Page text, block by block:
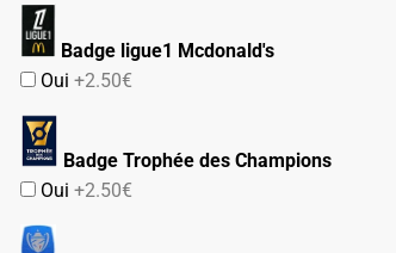
Badge ligue1 Mcdonald's
Oui+2.50€
Badge Trophée des Champions
Oui+2.50€